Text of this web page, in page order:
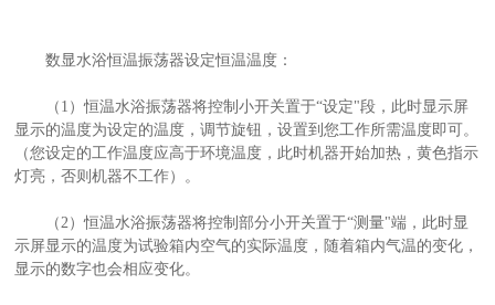
数显水浴恒温振荡器设定恒温温度：
（1）恒温水浴振荡器将控制小开关置于“设定"段，此时显示屏
显示的温度为设定的温度，调节旋钮，设置到您工作所需温度即可。
（您设定的工作温度应高于环境温度，此时机器开始加热，黄色指示
灯亮，否则机器不工作）。
（2）恒温水浴振荡器将控制部分小开关置于“测量"端，此时显
示屏显示的温度为试验箱内空气的实际温度，随着箱内气温的变化，
显示的数字也会相应变化。